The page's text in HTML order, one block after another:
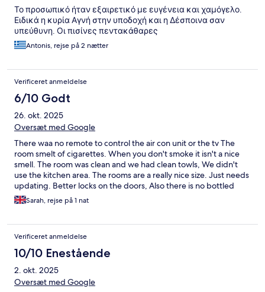
Το προσωπικό ήταν εξαιρετικό με ευγένεια και χαμόγελο.
Ειδικά η κυρία Αγνή στην υποδοχή και η Δέσποινα σαν
υπεύθυνη. Οι πισίνες πεντακάθαρες
Antonis, rejse på 2 nætter
Verificeret anmeldelse
6/10 Godt
26. okt. 2025
Oversæt med Google
There waa no remote to control the air con unit or the tv The
room smelt of cigarettes. When you don't smoke it isn't a nice
smell. The room was clean and we had clean towls, We didn't
use the kitchen area. The rooms are a really nice size. Just needs
updating. Better locks on the doors, Also there is no bottled
water in the room. When it states a boftle of water on arrival.
Sarah, rejse på 1 nat
Verificeret anmeldelse
10/10 Enestående
2. okt. 2025
Oversæt med Google